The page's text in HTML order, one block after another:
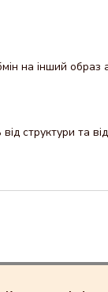
на інший образ
структури та